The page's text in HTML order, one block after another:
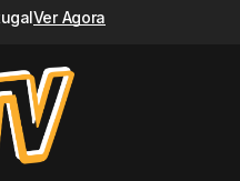
Ver Agora